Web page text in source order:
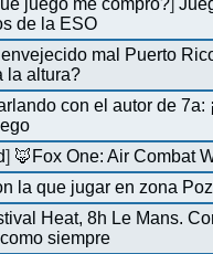
juego me compro? ]
de la ESO
mal Puerto
la altura?
con el autor de 7a:
] 🦊Fox One: Air Combat
la que jugar en zona
Heat, 8h Le Mans.
siempre